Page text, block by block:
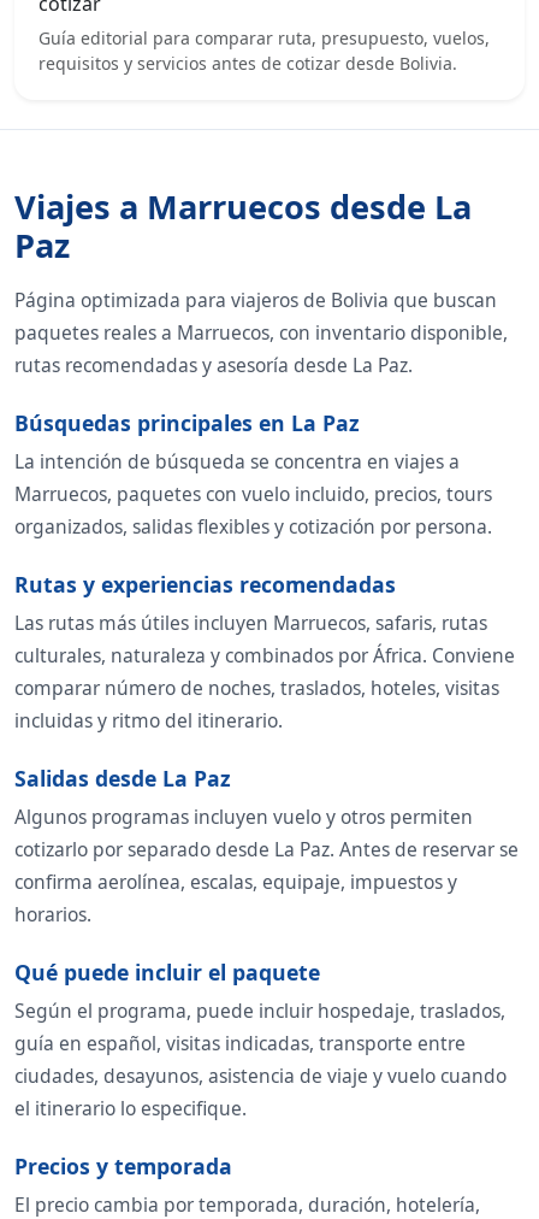
Guía editorial para comparar ruta, presupuesto, vuelos,
requisitos y servicios antes de cotizar desde Bolivia.
Viajes a Marruecos desde La
Paz
Página optimizada para viajeros de Bolivia que buscan
paquetes reales a Marruecos, con inventario disponible,
rutas recomendadas y asesoría desde La Paz.
Búsquedas principales en La Paz
La intención de búsqueda se concentra en viajes a
Marruecos, paquetes con vuelo incluido, precios, tours
organizados, salidas flexibles y cotización por persona.
Rutas y experiencias recomendadas
Las rutas más útiles incluyen Marruecos, safaris, rutas
culturales, naturaleza y combinados por África. Conviene
comparar número de noches, traslados, hoteles, visitas
incluidas y ritmo del itinerario.
Salidas desde La Paz
Algunos programas incluyen vuelo y otros permiten
cotizarlo por separado desde La Paz. Antes de reservar se
confirma aerolínea, escalas, equipaje, impuestos y
horarios.
Qué puede incluir el paquete
Según el programa, puede incluir hospedaje, traslados,
guía en español, visitas indicadas, transporte entre
ciudades, desayunos, asistencia de viaje y vuelo cuando
el itinerario lo especifique.
Precios y temporada
El precio cambia por temporada, duración, hotelería,